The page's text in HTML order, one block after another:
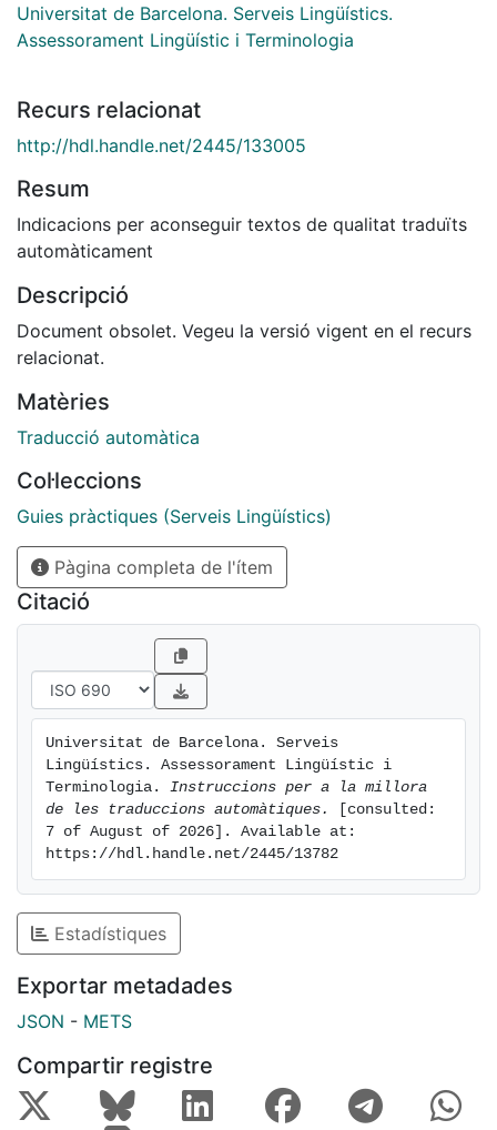
Universitat de Barcelona. Serveis Lingüístics.
Assessorament Lingüístic i Terminologia
Recurs relacionat
http://hdl.handle.net/2445/133005
Resum
Indicacions per aconseguir textos de qualitat traduïts
automàticament
Descripció
Document obsolet. Vegeu la versió vigent en el recurs
relacionat.
Matèries
Traducció automàtica
Col·leccions
Guies pràctiques (Serveis Lingüístics)
Pàgina completa de l'ítem
Citació
Universitat de Barcelona. Serveis
Lingüístics. Assessorament Lingüístic i
Terminologia. Instruccions per a la millora
de les traduccions automàtiques.
[consulted:
7 of August of 2026]. Available at:
https://hdl.handle.net/2445/13782
Estadístiques
Exportar metadades
JSON - METS
Compartir registre